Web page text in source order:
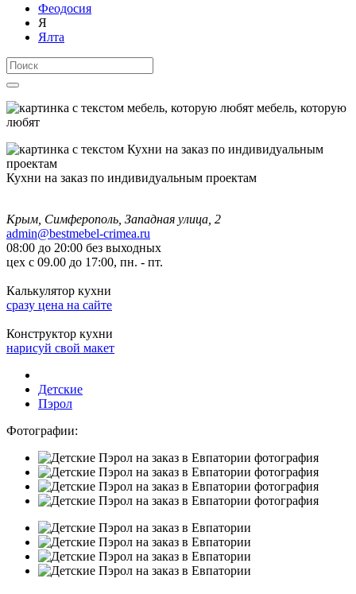
Феодосия
Я
Ялта
мебель, которую
любят
Кухни на заказ по индивидуальным проектам
Крым, Симферополь, Западная улица, 2
admin@bestmebel-crimea.ru
08:00 до 20:00 без выходных
цех с 09.00 до 17:00, пн. - пт.
Калькулятор кухни
сразу цена на сайте
Конструктор кухни
нарисуй свой макет
Детские
Пэрол
Фотографии: